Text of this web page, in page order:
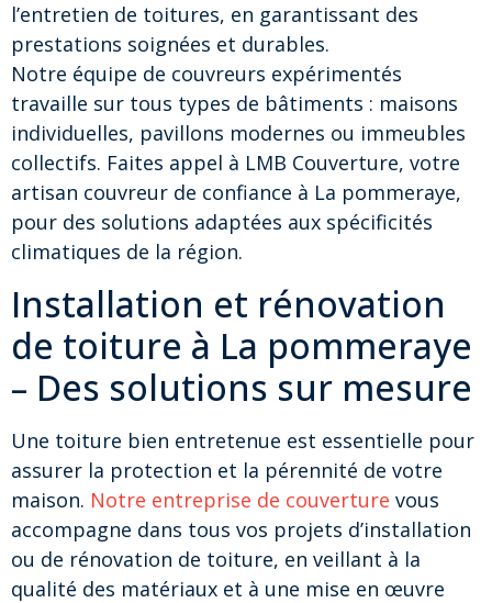
l’entretien de toitures, en garantissant des
prestations soignées et durables.
Notre équipe de couvreurs expérimentés
travaille sur tous types de bâtiments : maisons
individuelles, pavillons modernes ou immeubles
collectifs. Faites appel à LMB Couverture, votre
artisan couvreur de confiance à La pommeraye,
pour des solutions adaptées aux spécificités
climatiques de la région.
Installation et rénovation
de toiture à La pommeraye
– Des solutions sur mesure
Une toiture bien entretenue est essentielle pour
assurer la protection et la pérennité de votre
maison. Notre entreprise de couverture vous
accompagne dans tous vos projets d’installation
ou de rénovation de toiture, en veillant à la
qualité des matériaux et à une mise en œuvre